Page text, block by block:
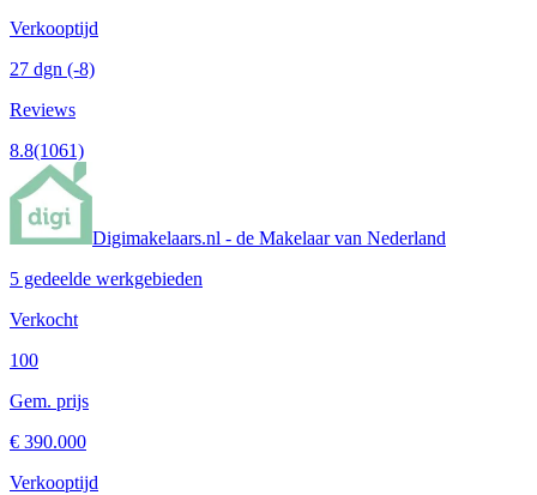
Verkooptijd
27 dgn (-8)
Reviews
8.8(1061)
Digimakelaars.nl - de Makelaar van Nederland
5 gedeelde werkgebieden
Verkocht
100
Gem. prijs
€ 390.000
Verkooptijd